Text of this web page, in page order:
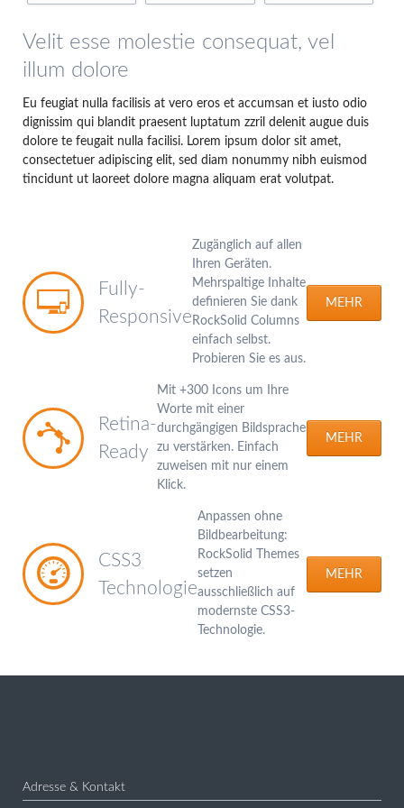
Velit esse molestie consequat, vel
illum dolore
Eu feugiat nulla facilisis at vero eros et accumsan et iusto odio
dignissim qui blandit praesent luptatum zzril delenit augue duis
dolore te feugait nulla facilisi. Lorem ipsum dolor sit amet,
consectetuer adipiscing elit, sed diam nonummy nibh euismod
tincidunt ut laoreet dolore magna aliquam erat volutpat.
Fully-
Responsive
Zugänglich auf allen
Ihren Geräten.
Mehrspaltige Inhalte
definieren Sie dank
RockSolid Columns
einfach selbst.
Probieren Sie es aus.
MEHR
Retina-
Ready
Mit +300 Icons um Ihre
Worte mit einer
durchgängigen Bildsprache
zu verstärken. Einfach
zuweisen mit nur einem
Klick.
MEHR
CSS3
Technologie
Anpassen ohne
Bildbearbeitung:
RockSolid Themes
setzen
ausschließlich auf
modernste CSS3-
Technologie.
MEHR
Adresse & Kontakt